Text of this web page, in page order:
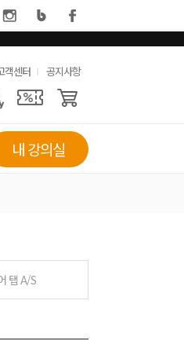
객센터 공지사항
내 강의실
탭 A/S